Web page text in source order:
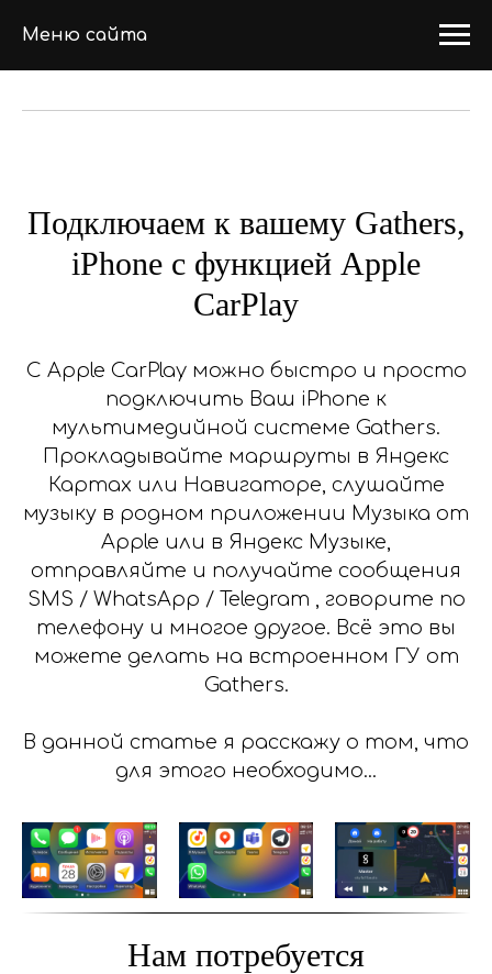
Меню сайта
Подключаем к вашему Gathers,
iPhone c функцией Apple
CarPlay
С Apple CarPlay можно быстро и просто
подключить Ваш iPhone к
мультимедийной системе Gathers.
Прокладывайте маршруты в Яндекс
Картах или Навигаторе, слушайте
музыку в родном приложении Музыка от
Apple или в Яндекс Музыке,
отправляйте и получайте сообщения
SMS / WhatsApp / Telegram , говорите по
телефону и многое другое. Всё это вы
можете делать на встроенном ГУ от
Gathers.
В данной статье я расскажу о том, что
для этого необходимо...
Нам потребуется